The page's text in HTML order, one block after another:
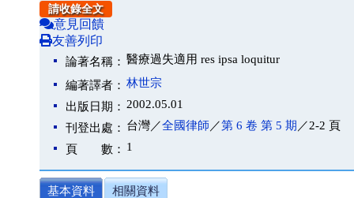
請收錄全文
意見回饋
友善列印
論著名稱： 醫療過失適用 res ipsa loquitur
編著譯者： 林世宗
出版日期： 2002.05.01
刊登出處： 台灣／全國律師 ／第 6 卷 第 5 期 ／2-2 頁
頁 數： 1
基本資料 相關資料